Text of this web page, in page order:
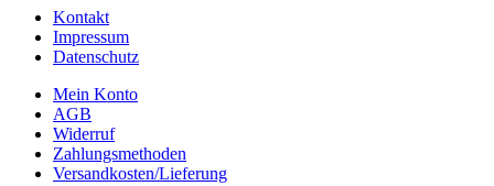
Kontakt
Impressum
Datenschutz
Mein Konto
AGB
Widerruf
Zahlungsmethoden
Versandkosten/Lieferung